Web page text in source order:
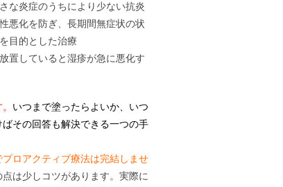
な炎症のうちにより少ない抗炎
悪化を防ぎ、長期間無症状の状
目的とした治療
置していると湿疹が急に悪化す
いつまで塗ったらよいか、いつ
その回答も解決できる一つの手
プロアクティブ療法は完結しませ
点は少しコツがあります。実際に